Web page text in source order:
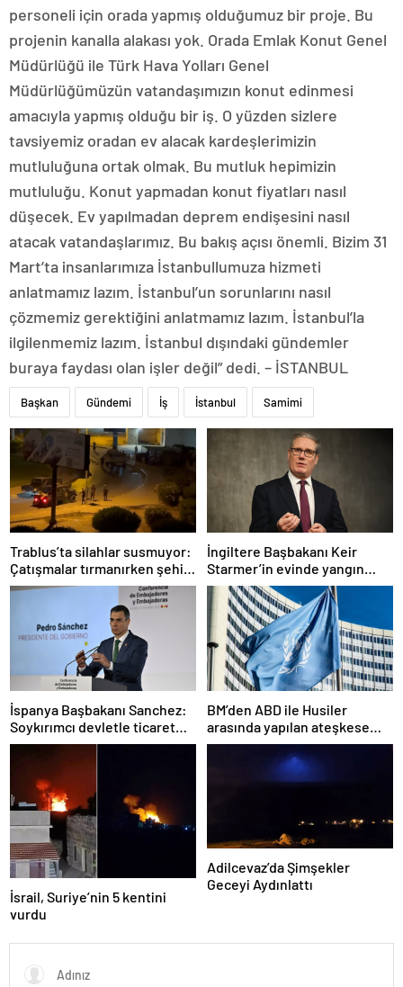
personeli için orada yapmış olduğumuz bir proje. Bu
projenin kanalla alakası yok. Orada Emlak Konut Genel
Müdürlüğü ile Türk Hava Yolları Genel
Müdürlüğümüzün vatandaşımızın konut edinmesi
amacıyla yapmış olduğu bir iş. O yüzden sizlere
tavsiyemiz oradan ev alacak kardeşlerimizin
mutluluğuna ortak olmak. Bu mutluk hepimizin
mutluluğu. Konut yapmadan konut fiyatları nasıl
düşecek. Ev yapılmadan deprem endişesini nasıl
atacak vatandaşlarımız. Bu bakış açısı önemli. Bizim 31
Mart’ta insanlarımıza İstanbullumuza hizmeti
anlatmamız lazım. İstanbul’un sorunlarını nasıl
çözmemiz gerektiğini anlatmamız lazım. İstanbul’la
ilgilenmemiz lazım. İstanbul dışındaki gündemler
buraya faydası olan işler değil” dedi. – İSTANBUL
Başkan Gündemi İş İstanbul Samimi
Trablus’ta silahlar susmuyor:
Çatışmalar tırmanırken şehir
alarmda
İngiltere Başbakanı Keir
Starmer’in evinde yangın
çıktı
İspanya Başbakanı Sanchez:
Soykırımcı devletle ticaret
yapmayız
BM’den ABD ile Husiler
arasında yapılan ateşkese
ilişkin değerlendirme
İsrail, Suriye’nin 5 kentini
vurdu
Adilcevaz’da Şimşekler
Geceyi Aydınlattı